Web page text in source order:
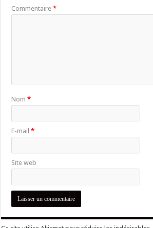
Commentaire*
Nom*
E-mail*
Site web